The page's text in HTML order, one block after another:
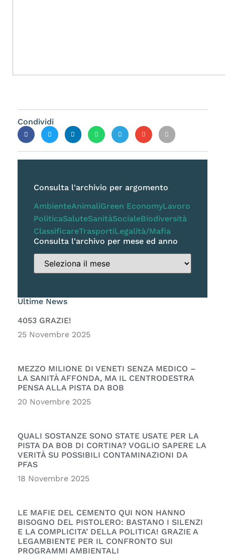
Condividi
Consulta l'archivio per argomento
AmbienteAnimaliGreen EconomyLavoro
PoliticaSaluteSanitàSocialeBiodiversità
ClassificareTrasportiLegalità/Mafia
Consulta l'archivo per mese ed anno
Ultime News
4053 GRAZIE!
25 Novembre 2025
MEZZO MILIONE DI VENETI SENZA MEDICO –
LA SANITÀ AFFONDA, MA IL CENTRODESTRA
PENSA ALLA PISTA DA BOB
20 Novembre 2025
QUALI SOSTANZE SONO STATE USATE PER LA
PISTA DA BOB DI CORTINA? VOGLIO SAPERE LA
VERITÀ SU POSSIBILI CONTAMINAZIONI DA
PFAS
18 Novembre 2025
LE MAFIE DEL CEMENTO QUI NON HANNO
BISOGNO DEL PISTOLERO: BASTANO I SILENZI
E LA COMPLICITA’ DELLA POLITICA! GRAZIE A
LEGAMBIENTE PER IL CONFRONTO SUI
PROGRAMMI AMBIENTALI